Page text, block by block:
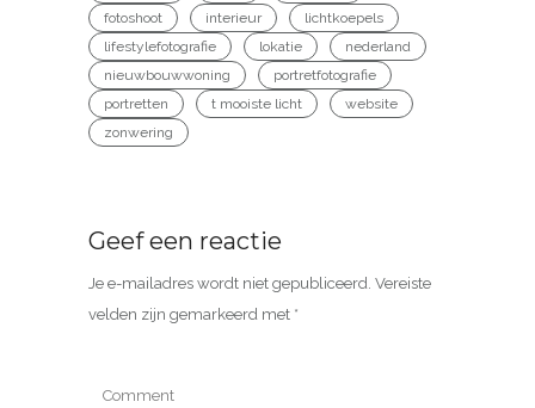
fotoshoot
interieur
lichtkoepels
lifestylefotografie
lokatie
nederland
nieuwbouwwoning
portretfotografie
portretten
t mooiste licht
website
zonwering
Geef een reactie
Je e-mailadres wordt niet gepubliceerd. Vereiste
velden zijn gemarkeerd met *